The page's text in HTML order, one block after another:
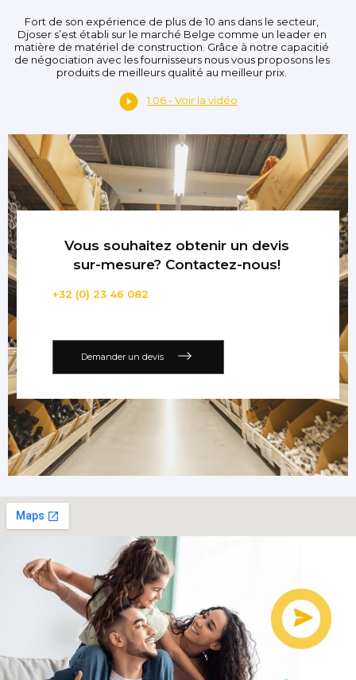
Fort de son expérience de plus de 10 ans dans le secteur,
Djoser s’est établi sur le marché Belge comme un leader en
matière de matériel de construction. Grâce à notre capacitié
de négociation avec les fournisseurs nous vous proposons les
produits de meilleurs qualité au meilleur prix.
1:06 - Voir la vidéo
Vous souhaitez obtenir un devis
sur-mesure? Contactez-nous!
+32 (0) 23 46 082
Demander un devis